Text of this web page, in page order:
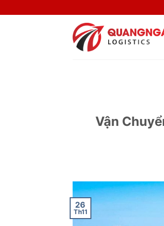
to
Vận
26
Th11